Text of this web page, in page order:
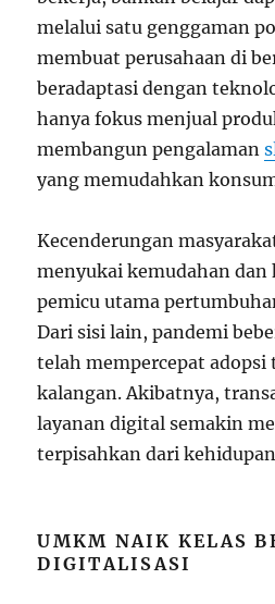
melalui satu genggaman
membuat perusahaan di
beradaptasi dengan
hanya fokus menjual
membangun pengalaman
yang memudahkan
Kecenderungan
menyukai kemudahan dan
pemicu utama
Dari sisi lain, pandemi
telah mempercepat
kalangan. Akibatnya,
layanan digital semakin
terpisahkan dari
UMKM NAIK KELAS
DIGITALISASI